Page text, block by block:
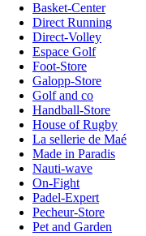
Basket-Center
Direct Running
Direct-Volley
Espace Golf
Foot-Store
Galopp-Store
Golf and co
Handball-Store
House of Rugby
La sellerie de Maé
Made in Paradis
Nauti-wave
On-Fight
Padel-Expert
Pecheur-Store
Pet and Garden